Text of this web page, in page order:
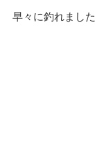
早々に釣れました